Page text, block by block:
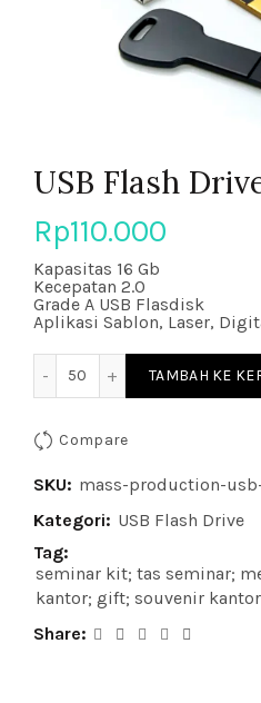
USB Flash
Rp110.000
Kapasitas 16 Gb
Kecepatan 2.0
Grade A USB Flasdisk
Aplikasi Sablon, Laser,
Kuantitas USB Flash
TAMBAH KE
Compare
SKU: mass-production-
Kategori: USB Flash Drive
Tag:
seminar kit; tas seminar;
kantor; gift; souvenir
Share